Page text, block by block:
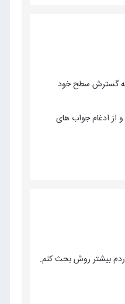
به گسترش سطح خود
از ادغام جواب های
بیشتر روش بحث کنم.